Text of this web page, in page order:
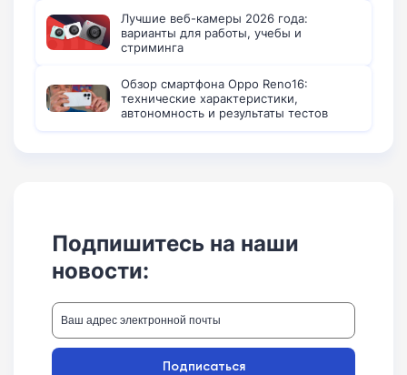
Лучшие веб-камеры 2026 года:
варианты для работы, учебы и
стриминга
Обзор смартфона Oppo Reno16:
технические характеристики,
автономность и результаты тестов
Подпишитесь на наши
новости:
Подписаться